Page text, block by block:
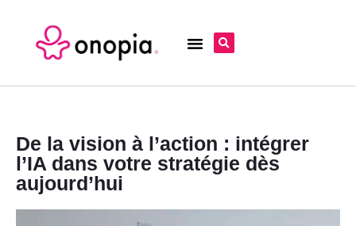
De la vision à l’action : intégrer
l’IA dans votre stratégie dès
aujourd’hui